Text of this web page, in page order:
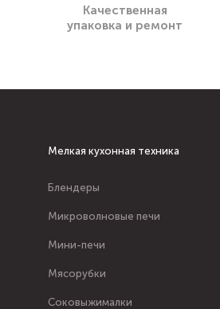
Качественная
упаковка и ремонт
Мелкая кухонная техника
Блендеры
Микроволновые печи
Мини-печи
Мясорубки
Соковыжималки